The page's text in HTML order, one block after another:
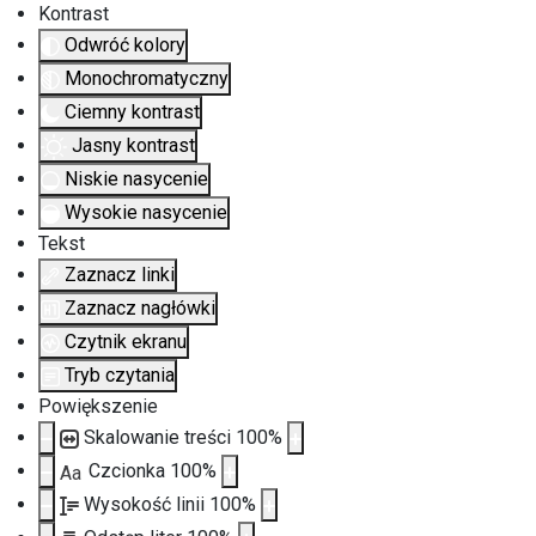
Kontrast
Odwróć kolory
Monochromatyczny
Ciemny kontrast
Jasny kontrast
Niskie nasycenie
Wysokie nasycenie
Tekst
Zaznacz linki
Zaznacz nagłówki
Czytnik ekranu
Tryb czytania
Powiększenie
Skalowanie treści 100%
Aa Czcionka 100%
Wysokość linii 100%